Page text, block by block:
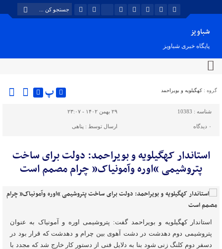
شباویز
پایگاه خبری شباویز
گروه : کهگیلویه و بویراحمد پ
شناسه : 10383 ۲۹ بهمن ۱۴۰۲ - ۲۳:۰۷
۰ دیدگاه ارسال توسط : پناهی
استاندار کهگیلویه و بویراحمد: دولت برای ساخت
پتروشیمی “اوره وآمونیاک” چرام مصمم است
استاندار کهگیلویه و بویراحمد گفت: پتروشیمی اوره و آمونیاک به عنوان
پتروشیمی دوم دهدشت در دشت آهوی بین چرام و دهدشت که قرار بود در
دسفر دوم کلنگ زنی شود بنا به دلایل فنی از دستور کار خارج شد که مجدد با